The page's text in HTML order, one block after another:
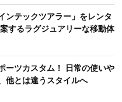
ンテックツアラー」をレンタ
するラグジュアリーな移動体
ーツカスタム！ 日常の使いや
他とは違うスタイルへ